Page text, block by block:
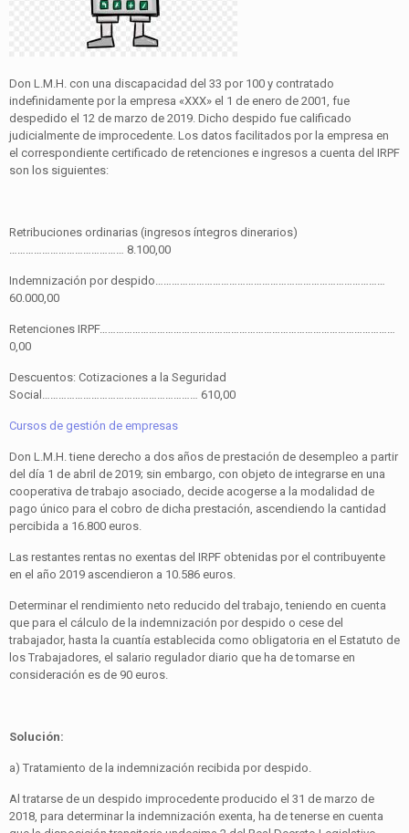
Don L.M.H. con una discapacidad del 33 por 100 y contratado
indefinidamente por la empresa «XXX» el 1 de enero de 2001, fue
despedido el 12 de marzo de 2019. Dicho despido fue calificado
judicialmente de improcedente. Los datos facilitados por la empresa en
el correspondiente certificado de retenciones e ingresos a cuenta del IRPF
son los siguientes:
Retribuciones ordinarias (ingresos íntegros dinerarios)
…………………………………… 8.100,00
Indemnización por despido…………………………………………………………………………
60.000,00
Retenciones IRPF………………………………………………………………………………………………
0,00
Descuentos: Cotizaciones a la Seguridad
Social………………………………………………… 610,00
Cursos de gestión de empresas
Don L.M.H. tiene derecho a dos años de prestación de desempleo a partir
del día 1 de abril de 2019; sin embargo, con objeto de integrarse en una
cooperativa de trabajo asociado, decide acogerse a la modalidad de
pago único para el cobro de dicha prestación, ascendiendo la cantidad
percibida a 16.800 euros.
Las restantes rentas no exentas del IRPF obtenidas por el contribuyente
en el año 2019 ascendieron a 10.586 euros.
Determinar el rendimiento neto reducido del trabajo, teniendo en cuenta
que para el cálculo de la indemnización por despido o cese del
trabajador, hasta la cuantía establecida como obligatoria en el Estatuto de
los Trabajadores, el salario regulador diario que ha de tomarse en
consideración es de 90 euros.
Solución:
a) Tratamiento de la indemnización recibida por despido.
Al tratarse de un despido improcedente producido el 31 de marzo de
2018, para determinar la indemnización exenta, ha de tenerse en cuenta